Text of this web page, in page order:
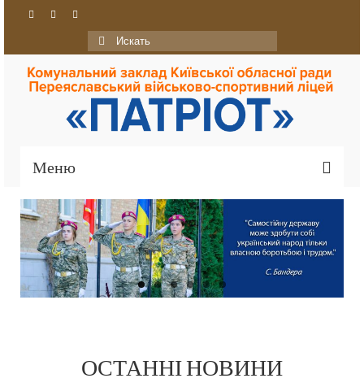
Искать:
Меню
Головна
Про ліцей
Ліцей сьогодні
Співпраця
ОСТАННІ НОВИНИ